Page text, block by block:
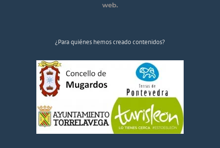
web.
¿Para quiénes hemos creado contenidos?